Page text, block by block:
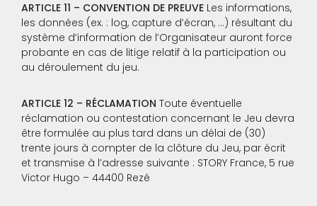
ARTICLE 11 – CONVENTION DE PREUVE Les informations,
les données (ex. : log, capture d’écran, …) résultant du
système d’information de l’Organisateur auront force
probante en cas de litige relatif à la participation ou
au déroulement du jeu.
ARTICLE 12 – RÉCLAMATION Toute éventuelle
réclamation ou contestation concernant le Jeu devra
être formulée au plus tard dans un délai de (30)
trente jours à compter de la clôture du Jeu, par écrit
et transmise à l’adresse suivante : STORY France, 5 rue
Victor Hugo – 44400 Rezé